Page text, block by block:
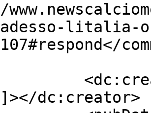
litalia-
dc:creator>